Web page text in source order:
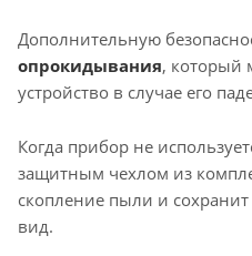
Дополнительную
опрокидывания, который
устройство в случае его
Когда прибор не
защитным чехлом из
скопление пыли и
вид.